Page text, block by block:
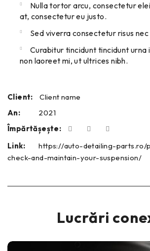
Nulla tortor arcu, consectetur
at, consectetur eu justo.
Sed viverra consectetur risus
Curabitur tincidunt tincidunt urna
non laoreet mi, ut ultrices nibh.
Client:
Client name
An:
2021
Împărtășește:
Link:
https://auto-detailing-
check-and-maintain-your-suspension/
Lucrări